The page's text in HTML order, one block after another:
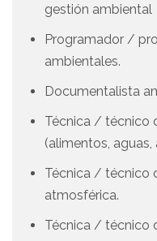
gestión ambiental
Programador /
ambientales.
Documentalista
Técnica / técnico
(alimentos, aguas,
Técnica / técnico
atmosférica.
Técnica / técnico